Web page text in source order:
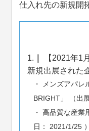
仕入れ先の新規開
1.
【2021年1
新規出展された
メンズアパレ
BRIGHT」 （出
高品質な産業
日： 2021/1/25 ）